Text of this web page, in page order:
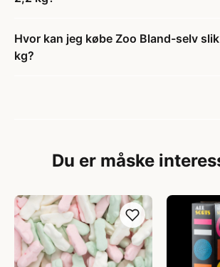
Hvor kan jeg købe Zoo Bland-selv
kg?
Du er måske